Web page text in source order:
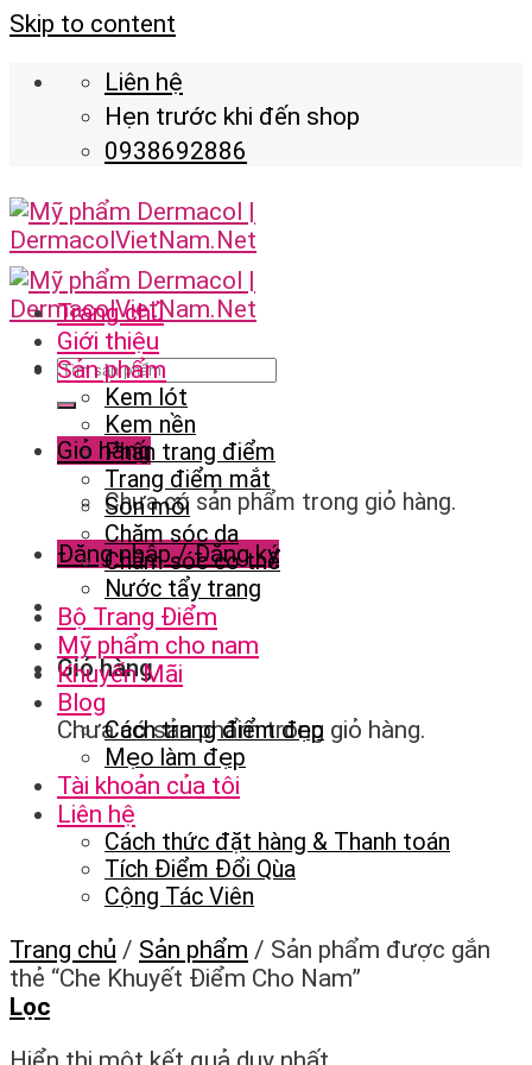
Skip to content
Liên hệ
Hẹn trước khi đến shop
0938692886
Giỏ hàng
Chưa có sản phẩm trong giỏ hàng.
Đăng nhập / Đăng ký
Giỏ hàng
Chưa có sản phẩm trong giỏ hàng.
Trang chủ
Giới thiệu
Sản phẩm
Kem lót
Kem nền
Phấn trang điểm
Trang điểm mắt
Son môi
Chăm sóc da
Chăm sóc cơ thể
Nước tẩy trang
Bộ Trang Điểm
Mỹ phẩm cho nam
Khuyến Mãi
Blog
Cách trang điểm đẹp
Mẹo làm đẹp
Tài khoản của tôi
Liên hệ
Cách thức đặt hàng & Thanh toán
Tích Điểm Đổi Qùa
Cộng Tác Viên
Trang chủ / Sản phẩm / Sản phẩm được gắn
thẻ “Che Khuyết Điểm Cho Nam”
Lọc